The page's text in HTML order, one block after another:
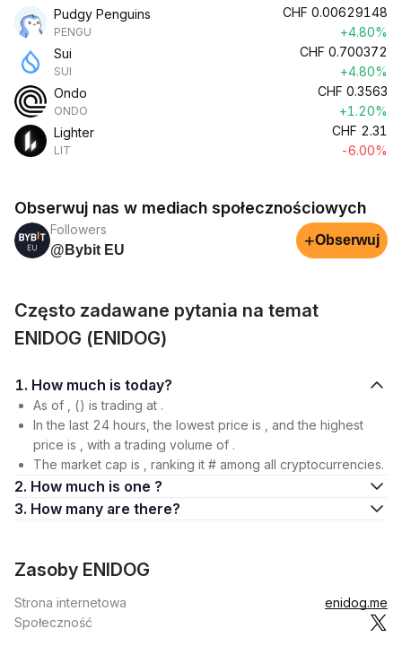
Pudgy Penguins
PENGU
CHF 0.00629148
+4.80%
Sui
SUI
CHF 0.700372
+4.80%
Ondo
ONDO
CHF 0.3563
+1.20%
Lighter
LIT
CHF 2.31
-6.00%
Obserwuj nas w mediach społecznościowych
Followers
@Bybit EU
+Obserwuj
Często zadawane pytania na temat
ENIDOG (ENIDOG)
1. How much is today?
As of , () is trading at .
In the last 24 hours, the lowest price is , and the highest
price is , with a trading volume of .
The market cap is , ranking it # among all cryptocurrencies.
2. How much is one ?
3. How many are there?
Zasoby ENIDOG
Strona internetowa
enidog.me
Społeczność